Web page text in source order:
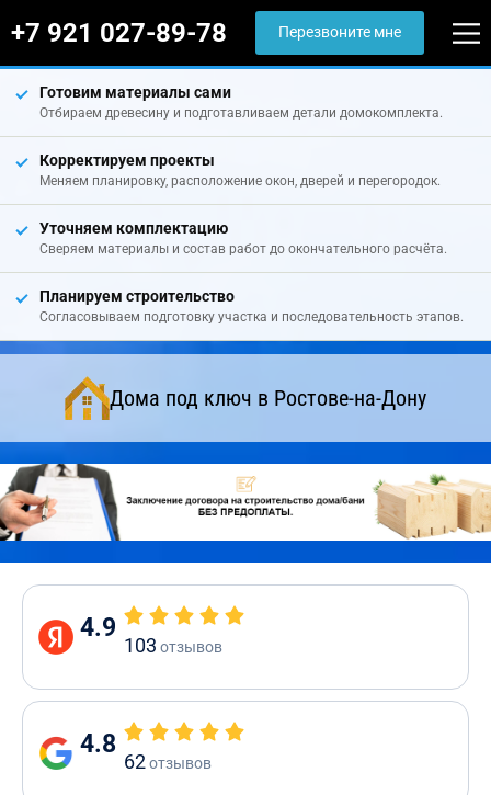
+7 921 027-89-78 Перезвоните мне
Готовим материалы сами
Отбираем древесину и подготавливаем детали домокомплекта.
Корректируем проекты
Меняем планировку, расположение окон, дверей и перегородок.
Уточняем комплектацию
Сверяем материалы и состав работ до окончательного расчёта.
Планируем строительство
Согласовываем подготовку участка и последовательность этапов.
Дома под ключ в Ростове-на-Дону
4.9
103 отзывов
4.8
62отзывов